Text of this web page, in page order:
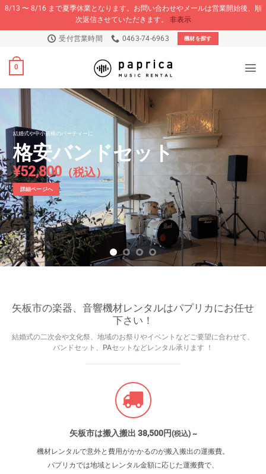
8/13 〜 8/16 まで夏季休業となります。お問い合わせやメールは営業開始後、順
次返信させていただきます。 非表示
content
受付営業時間 0463-74-6963 機材を探す
0
各種イベント音響
承ります
お問い合わせページへ
矢板市の楽器、音響機材レンタルはパプリカにお任せ
下さい！
結婚式の二次会や文化祭、地域のお祭りやイベントなどご要望に合わせて、
バンドセット、PAセットなどレンタル承ります ！
矢板市は搬入搬出 38,500円(税込) ~
機材レンタルで意外と費用がかかるのが搬入搬出の運搬費。
パプリカでは地域とレンタル金額に応じた運搬費で、